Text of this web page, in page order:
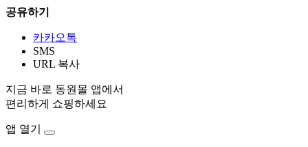
공유하기
카카오톡
SMS
URL 복사
지금 바로 동원몰 앱에서
편리하게 쇼핑하세요
앱 열기